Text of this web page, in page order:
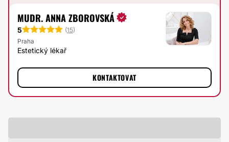
MUDR. ANNA ZBOROVSKÁ
5 (15)
Praha
Estetický lékař
KONTAKTOVAT